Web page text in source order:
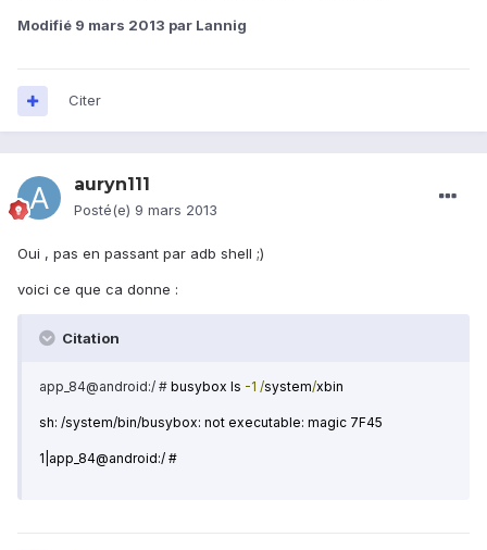
Modifié 9 mars 2013 par Lannig
Citer
auryn111
Posté(e) 9 mars 2013
Oui , pas en passant par adb shell ;)
voici ce que ca donne :
Citation
app_84@android:/ # busybox ls -1 /system/xbin
sh: /system/bin/busybox: not executable: magic 7F45
1|app_84@android:/ #